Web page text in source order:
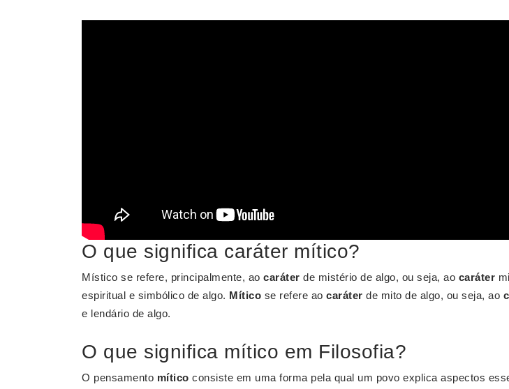
O que significa caráter mítico?
Místico se refere, principalmente, ao caráter de mistério de algo, ou seja, ao caráter
espiritual e simbólico de algo. Mítico se refere ao caráter de mito de algo, ou seja, ao
e lendário de algo.
O que significa mítico em Filosofia?
O pensamento mítico consiste em uma forma pela qual um povo explica aspectos